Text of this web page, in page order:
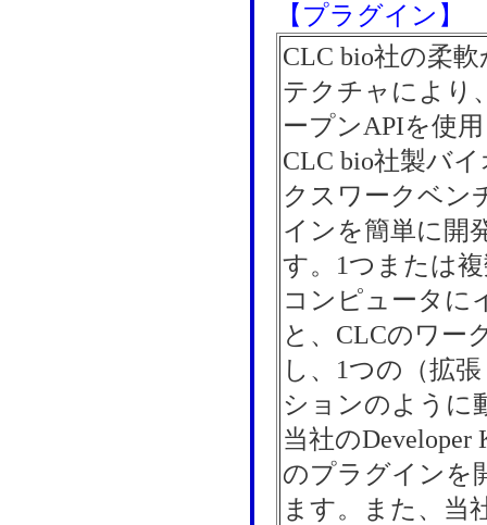
【プラグイン】
CLC bio社の柔
テクチャにより
ープンAPIを使
CLC bio社製バ
クスワークベン
インを簡単に開
す。1つまたは
コンピュータに
と、CLCのワー
し、1つの（拡
ションのように
当社の
のプラグインを
ます。また、当